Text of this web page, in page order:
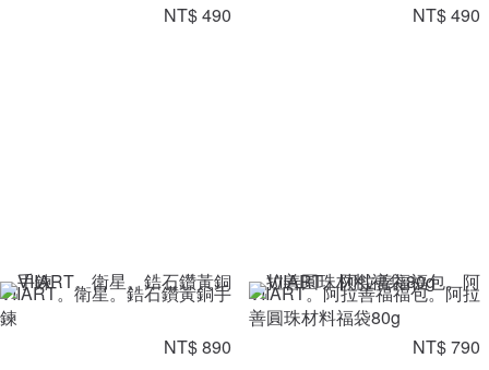
NT$ 490
NT$ 490
VIIART。衛星。鋯石鑽黃銅手
鍊
NT$ 890
VIIART。阿拉善福福包。阿拉
善圓珠材料福袋80g
NT$ 790